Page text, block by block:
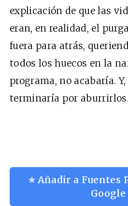
explicación de que las
eran, en realidad, el
fuera para atrás,
todos los huecos en la
programa, no acabaría.
terminaría por aburrirlos.
⭐ Añadir a Fuentes
Google